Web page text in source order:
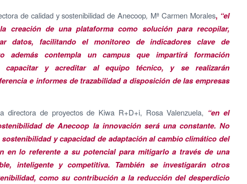
de calidad y sostenibilidad de Anecoop, Mª Carmen Morales, “el
creación de una plataforma como solución para recopilar,
datos, facilitando el monitoreo de indicadores clave de
además contempla un campus que impartirá formación
capacitar y acreditar al equipo técnico, y se realizarán
e informes de trazabilidad a disposición de las empresas
directora de proyectos de Kiwa R+D+i, Rosa Valenzuela, “en el
de Anecoop la innovación será una constante. No
y capacidad de adaptación al cambio climático del
en lo referente a su potencial para mitigarlo a través de una
inteligente y competitiva. También se investigarán otros
como su contribución a la reducción del desperdicio